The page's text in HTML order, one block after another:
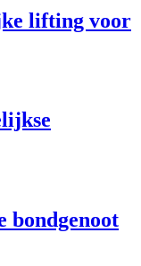
lifting voor
bondgenoot